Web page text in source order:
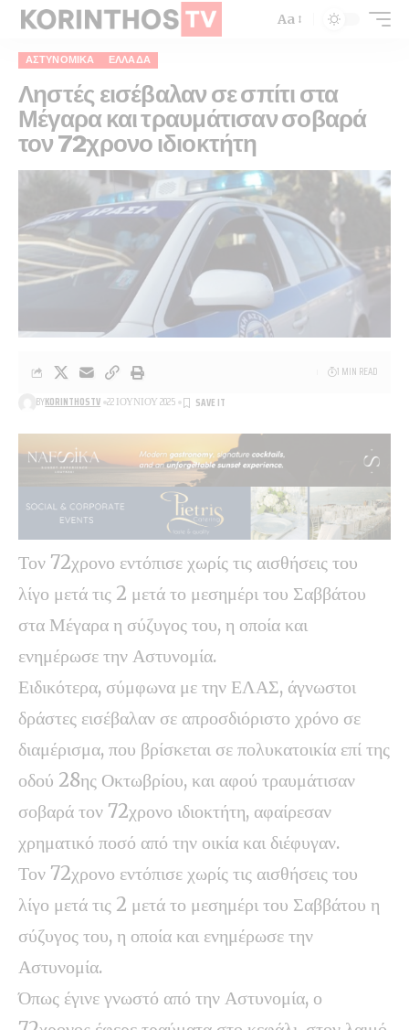
Aa
ΑΣΤΥΝΟΜΙΚΆ ΕΛΛΆΔΑ
Ληστές εισέβαλαν σε σπίτι στα
Μέγαρα και τραυμάτισαν σοβαρά
τον 72χρονο ιδιοκτήτη
BYKORINTHOSTV 22 ΙΟΥΝΊΟΥ 2025
1 MIN READ
Τον 72χρονο εντόπισε χωρίς τις αισθήσεις του
λίγο μετά τις 2 μετά το μεσημέρι του Σαββάτου
στα Μέγαρα η σύζυγος του, η οποία και
ενημέρωσε την Αστυνομία.
Ειδικότερα, σύμφωνα με την ΕΛΑΣ, άγνωστοι
δράστες εισέβαλαν σε απροσδιόριστο χρόνο σε
διαμέρισμα, που βρίσκεται σε πολυκατοικία επί της
οδού 28ης Οκτωβρίου, και αφού τραυμάτισαν
σοβαρά τον 72χρονο ιδιοκτήτη, αφαίρεσαν
χρηματικό ποσό από την οικία και διέφυγαν.
Τον 72χρονο εντόπισε χωρίς τις αισθήσεις του
λίγο μετά τις 2 μετά το μεσημέρι του Σαββάτου η
σύζυγος του, η οποία και ενημέρωσε την
Αστυνομία.
Όπως έγινε γνωστό από την Αστυνομία, ο